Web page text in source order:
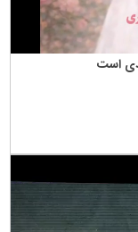
است